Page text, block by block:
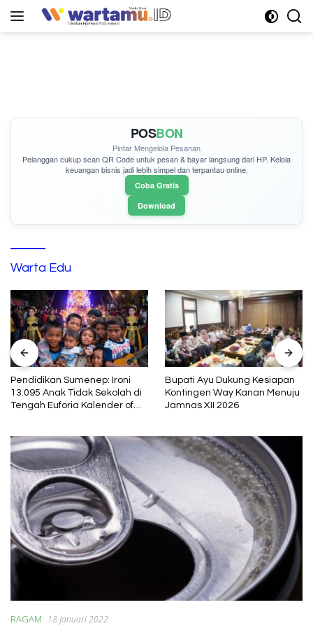
POSBON
Pintar Mengelola Pesanan
Pelanggan cukupscan QR Codeuntuk pesan & bayar langsung dari HP. Kelola
keuangan bisnis jadi lebih simpel dan terpantau online.
Coba Gratis
Download
Warta Edu
Pendidikan Sumenep: Ironi
13.095 Anak Tidak Sekolah di
Tengah Euforia Kalender of
Bupati Ayu Dukung Kesiapan
Kontingen Way Kanan Menuju
Jamnas XII 2026
RAGAM 18 Januari 2022